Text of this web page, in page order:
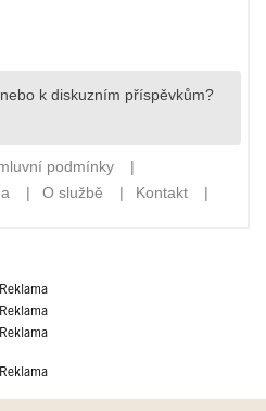
Reklama
Reklama
Reklama
Reklama